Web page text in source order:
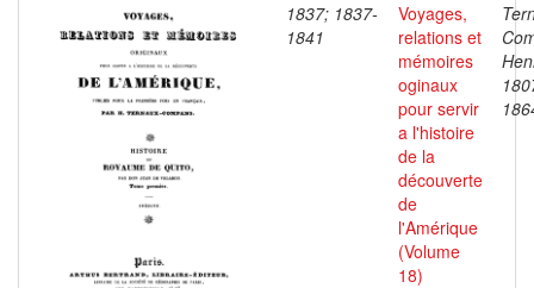
1837; 1837-
1841
Voyages,
relations et
mémoires
oginaux
pour servir
a l'histoire
de la
découverte
de
l'Amérique
(Volume
18)